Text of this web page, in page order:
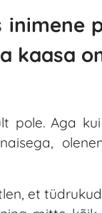
kaasa
pole. Aga
et